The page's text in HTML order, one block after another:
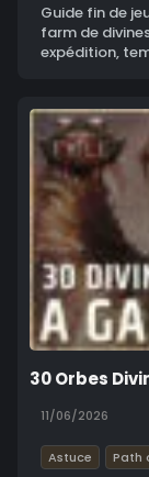
Guide fin de
farm de
expédition,
30 Orbes
11/06/2026
Astuce Path